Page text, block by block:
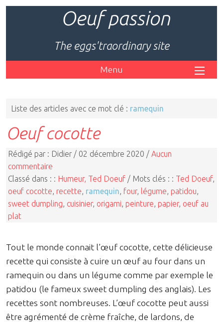
Oeuf passion
The eggs'traordinary site
Menu
Liste des articles avec ce mot clé : ramequin
Oeuf cocotte
Rédigé par : Didier / 02 décembre 2020 / Aucun
commentaire
Classé dans : : Humeur, Ted Doeuf / Mots clés : : Ted Doeuf,
oeuf cocotte recette ramequin four, légume patidou
sweet dumpling cuisinier, origami peinture papier, oeuf au
plat
Tout le monde connait l’œuf cocotte, cette délicieuse
recette qui consiste à cuire un œuf au four dans un
ramequin ou dans un légume comme par exemple le
patidou (le fameux sweet dumpling des anglais). Les
recettes sont nombreuses. L’œuf cocotte peut aussi
être agrémenté de crème fraîche, de lardons, de